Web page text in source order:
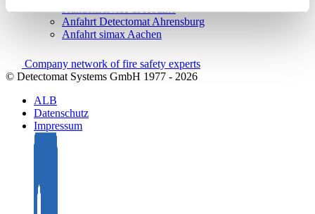
Anfahrt Detectomat Ahrensburg
Anfahrt simax Aachen
Company network of fire safety experts
© Detectomat Systems GmbH 1977 - 2026
ALB
Datenschutz
Impressum